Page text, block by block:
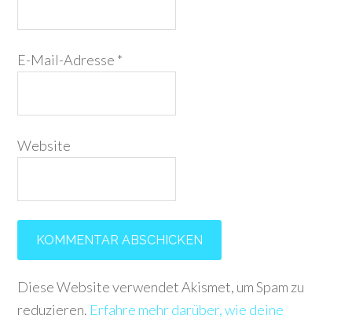
E-Mail-Adresse *
Website
Diese Website verwendet Akismet, um Spam zu
reduzieren. Erfahre mehr darüber, wie deine